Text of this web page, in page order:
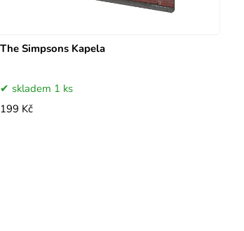
The Simpsons Kapela
skladem 1 ks
199 Kč